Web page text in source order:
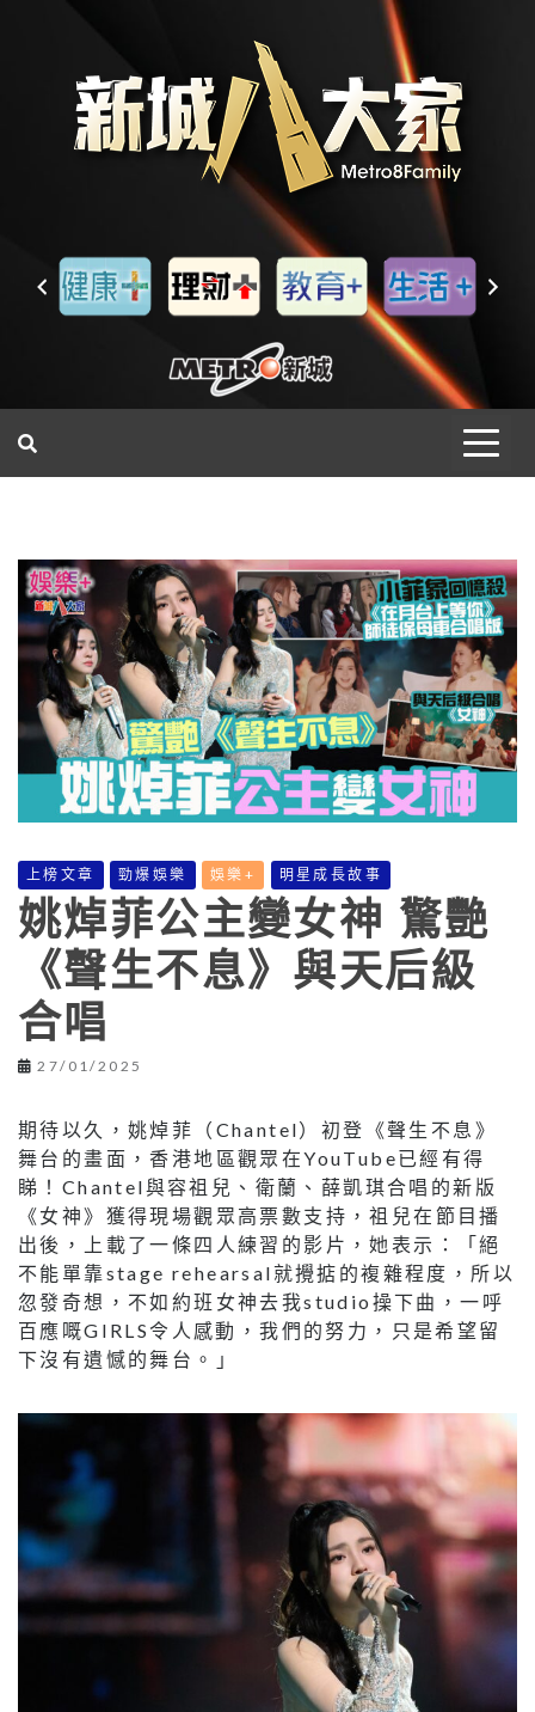
上榜文章 勁爆娛樂 娛樂+ 明星成長故事
姚焯菲公主變女神 驚艷
《聲生不息》與天后級
合唱
27/01/2025
期待以久，姚焯菲（Chantel）初登《聲生不息》
舞台的畫面，香港地區觀眾在YouTube已經有得
睇！Chantel與容祖兒、衛蘭、薛凱琪合唱的新版
《女神》獲得現場觀眾高票數支持，祖兒在節目播
出後，上載了一條四人練習的影片，她表示：「絕
不能單靠stage rehearsal就攪掂的複雜程度，所以
忽發奇想，不如約班女神去我studio操下曲，一呼
百應嘅GIRLS令人感動，我們的努力，只是希望留
下沒有遺憾的舞台。」